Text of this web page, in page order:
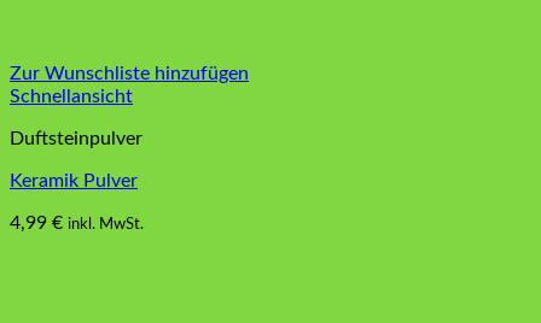
Zur Wunschliste hinzufügen
Schnellansicht
Duftsteinpulver
Keramik Pulver
4,99 € inkl. MwSt.